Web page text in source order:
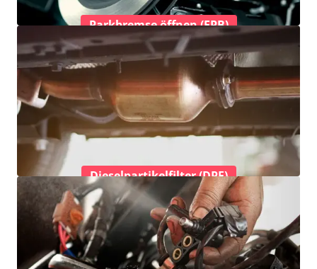
Parkbremse öffnen (EPB)
Dieselpartikelfilter (DPF)